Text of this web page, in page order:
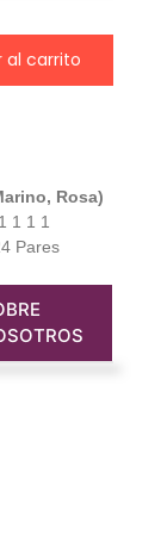
al carrito
Rosa)
1 1 1
Pares